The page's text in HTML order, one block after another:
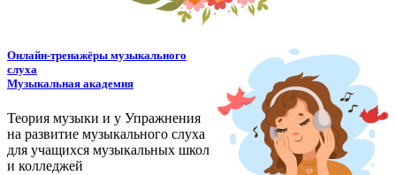
Онлайн-тренажёры музыкального
слуха
Музыкальная академия
Теория музыки и у Упражнения
на развитие музыкального слуха
для учащихся музыкальных школ
и колледжей